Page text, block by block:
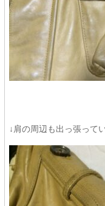
↓肩の周辺も出っ張って